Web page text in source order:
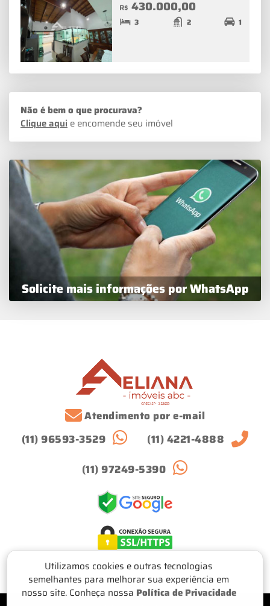
Utilizamos cookies e outras tecnologias
semelhantes para melhorar sua experiência em
nosso site. Conheça nossa Política de Privacidade
R$ 430.000,00
3 2 1
Não é bem o que procurava?
Clique aqui e encomende seu imóvel
Solicite mais informações por WhatsApp
Atendimento por e-mail
(11) 96593-3529
(11) 4221-4888
(11) 97249-5390